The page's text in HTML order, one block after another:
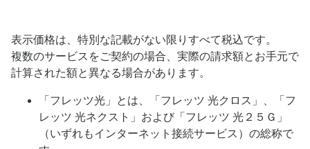
表示価格は、特別な記載がない限りすべて税込です。
複数のサービスをご契約の場合、実際の請求額とお手元で
計算された額と異なる場合があります。
「フレッツ光」とは、「フレッツ 光クロス」、「フ
レッツ 光ネクスト」および「フレッツ 光２５Ｇ」
（いずれもインターネット接続サービス）の総称で